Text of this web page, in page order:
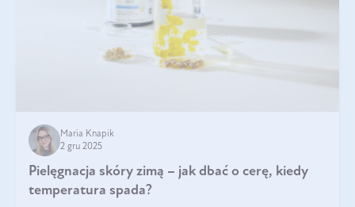
Maria Knapik
2 gru 2025
Pielęgnacja skóry zimą – jak dbać o cerę, kiedy
temperatura spada?